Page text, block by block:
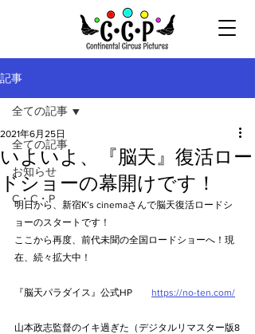
記事
全ての記事
お知らせ
C・C・P
全ての記事
いよいよ、『脳天』復活ロー
ドショーの幕開けです！
2021年6月25日
明日から、新宿K’s cinemaさんで脳天復活ロードシ
ョーのスタートです！
ここから再度、前代未聞の全国ロードショーへ！現
在、続々拡大中！
『脳天パラダイス』公式HP https://no-ten.com/
山本政志監督のイキ過ぎた （デジタルリマスター版8